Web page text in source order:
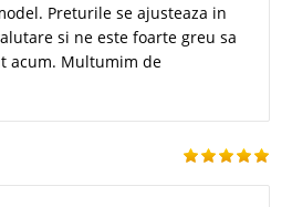
Preturile se ajusteaza in
si ne este foarte greu sa
acum. Multumim de